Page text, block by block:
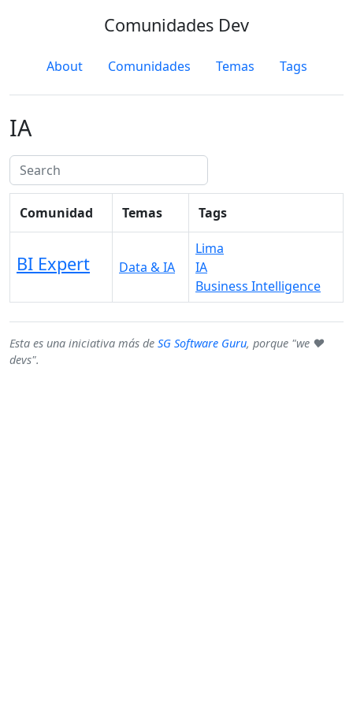
Comunidades Dev
About Comunidades Temas Tags
IA
Comunidad Temas Tags
BI Expert Data & IA
Lima
IA
Business Intelligence
Esta es una iniciativa más de SG Software Guru, porque "we ♥
devs".